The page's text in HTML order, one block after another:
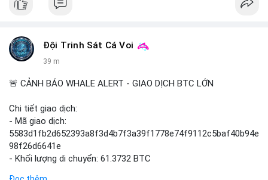
$btc $eth
📰 Nguồn: Cointelegraph
Đội Trinh Sát Cá Voi
39 m
🚨 CẢNH BÁO WHALE ALERT - GIAO DỊCH BTC LỚN
Chi tiết giao dịch:
- Mã giao dịch:
5583d1fb2d652393a8f3d4b7f3a39f1778e74f9112c5baf40b94e
98f26d6641e
- Khối lượng di chuyển: 61.3732 BTC